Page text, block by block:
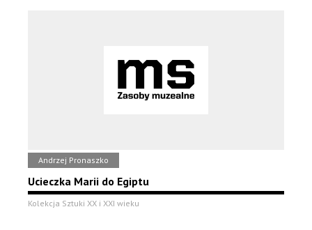
Andrzej Pronaszko
Ucieczka Marii do Egiptu
Kolekcja Sztuki XX i XXI wieku